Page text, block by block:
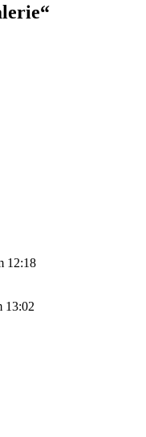
12:18
13:02